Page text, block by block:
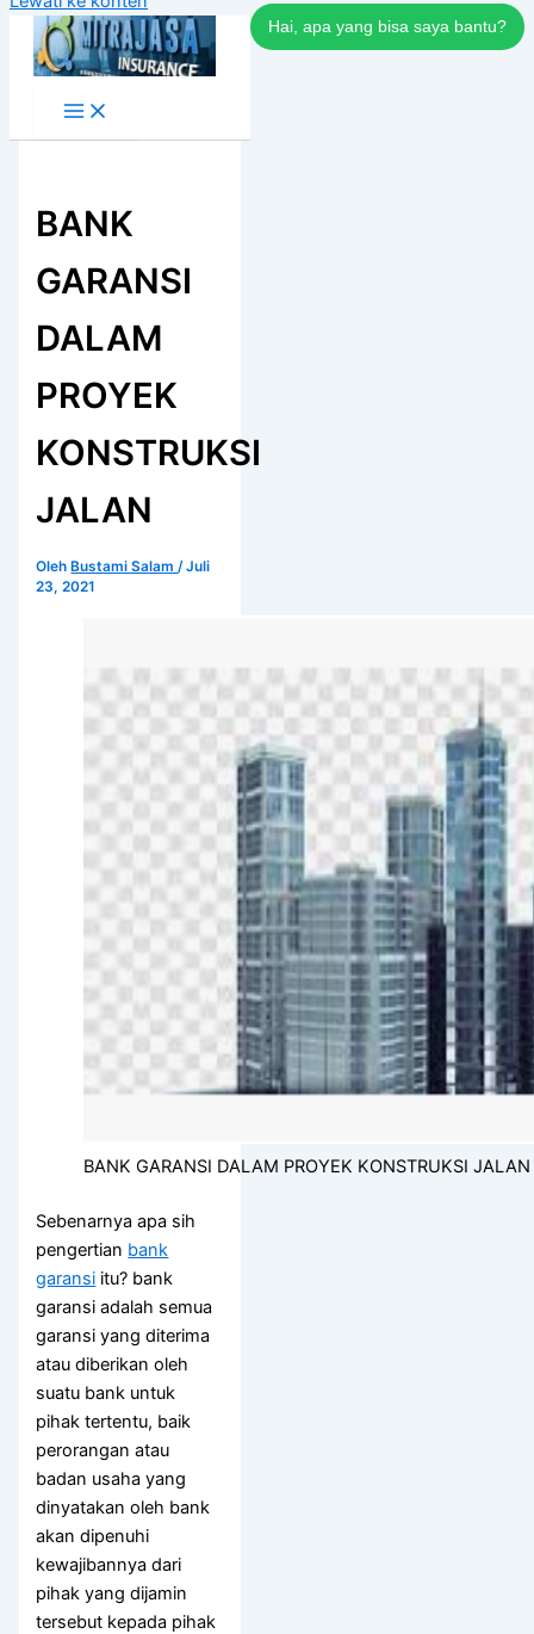
Hai, apa yang bisa saya bantu?
BANK
GARANSI
DALAM
PROYEK
KONSTRUKSI
JALAN
Oleh Bustami Salam/Juli
23, 2021
BANK GARANSI DALAM PROYEK KONSTRUKSI JALAN
Sebenarnya apa sih
pengertian bank
garansi itu? bank
garansi adalah semua
garansi yang diterima
atau diberikan oleh
suatu bank untuk
pihak tertentu, baik
perorangan atau
badan usaha yang
dinyatakan oleh bank
akan dipenuhi
kewajibannya dari
pihak yang dijamin
tersebut kepada pihak